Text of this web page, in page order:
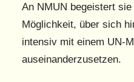
An NMUN begeistert
Möglichkeit, über sich
intensiv mit einem UN-
auseinanderzusetzen.